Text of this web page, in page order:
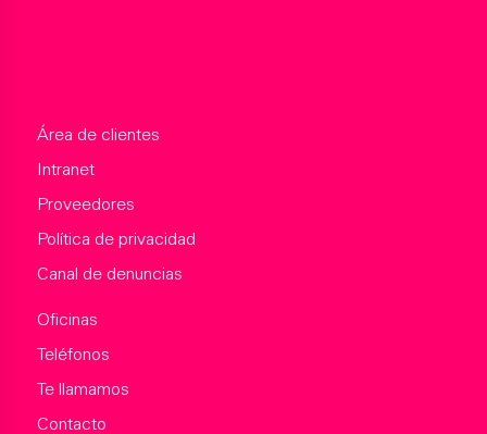
Área de clientes
Intranet
Proveedores
Política de privacidad
Canal de denuncias
Oficinas
Teléfonos
Te llamamos
Contacto